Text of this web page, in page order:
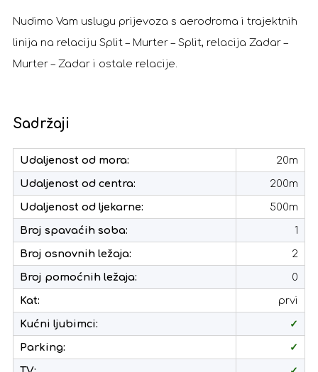
Nudimo Vam uslugu prijevoza s aerodroma i trajektnih
linija na relaciju Split – Murter – Split, relacija Zadar –
Murter – Zadar i ostale relacije.
Sadržaji
Udaljenost od mora: 20m
Udaljenost od centra: 200m
Udaljenost od ljekarne: 500m
Broj spavaćih soba: 1
Broj osnovnih ležaja: 2
Broj pomoćnih ležaja: 0
Kat: prvi
Kućni ljubimci: ✓
Parking: ✓